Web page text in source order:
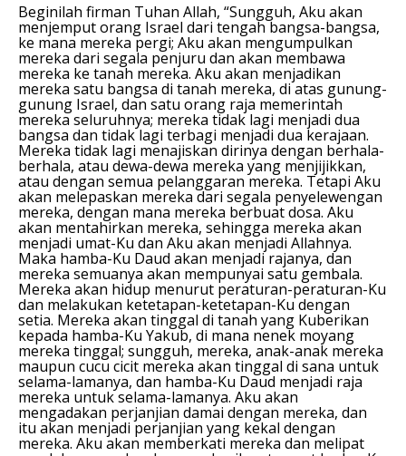
Beginilah firman Tuhan Allah, “Sungguh, Aku akan
menjemput orang Israel dari tengah bangsa-bangsa,
ke mana mereka pergi; Aku akan mengumpulkan
mereka dari segala penjuru dan akan membawa
mereka ke tanah mereka. Aku akan menjadikan
mereka satu bangsa di tanah mereka, di atas gunung-
gunung Israel, dan satu orang raja memerintah
mereka seluruhnya; mereka tidak lagi menjadi dua
bangsa dan tidak lagi terbagi menjadi dua kerajaan.
Mereka tidak lagi menajiskan dirinya dengan berhala-
berhala, atau dewa-dewa mereka yang menjijikkan,
atau dengan semua pelanggaran mereka. Tetapi Aku
akan melepaskan mereka dari segala penyelewengan
mereka, dengan mana mereka berbuat dosa. Aku
akan mentahirkan mereka, sehingga mereka akan
menjadi umat-Ku dan Aku akan menjadi Allahnya.
Maka hamba-Ku Daud akan menjadi rajanya, dan
mereka semuanya akan mempunyai satu gembala.
Mereka akan hidup menurut peraturan-peraturan-Ku
dan melakukan ketetapan-ketetapan-Ku dengan
setia. Mereka akan tinggal di tanah yang Kuberikan
kepada hamba-Ku Yakub, di mana nenek moyang
mereka tinggal; sungguh, mereka, anak-anak mereka
maupun cucu cicit mereka akan tinggal di sana untuk
selama-lamanya, dan hamba-Ku Daud menjadi raja
mereka untuk selama-lamanya. Aku akan
mengadakan perjanjian damai dengan mereka, dan
itu akan menjadi perjanjian yang kekal dengan
mereka. Aku akan memberkati mereka dan melipat